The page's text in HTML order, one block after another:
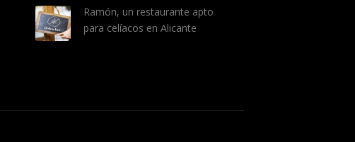
Ramón, un restaurante apto
para celíacos en Alicante